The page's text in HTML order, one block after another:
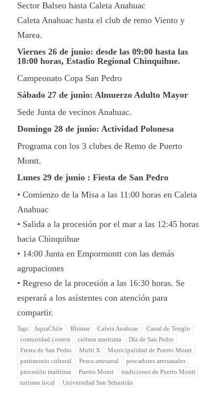
Sector Balseo hasta Caleta Anahuac
Caleta Anahuac hasta el club de remo Viento y
Marea.
Viernes 26 de junio: desde las 09:00 hasta las
18:00 horas, Estadio Regional Chinquihue.
Campeonato Copa San Pedro
Sábado 27 de junio: Almuerzo Adulto Mayor
Sede Junta de vecinos Anahuac.
Domingo 28 de junio: Actividad Polonesa
Programa con los 3 clubes de Remo de Puerto
Montt.
Lunes 29 de junio : Fiesta de San Pedro
• Comienzo de la Misa a las 11:00 horas en Caleta
Anahuac
• Salida a la procesión por el mar a las 12:45 horas
hacia Chinquihue
• 14:00 Junta en Empormontt con las demás
agrupaciones
• Regreso de la procesión a las 16:30 horas. Se
esperará a los asistentes con atención para
compartir.
Tags: AquaChile Blumar Caleta Anahuac
Canal de Tenglo
comunidad costera
cultura marítima
Día de San Pedro
Fiesta de San Pedro
Multi X
Municipalidad de Puerto Montt
patrimonio cultural
Pesca artesanal
pescadores artesanales
procesión marítima
Puerto Montt
tradiciones de Puerto Montt
turismo local
Universidad San Sebastián